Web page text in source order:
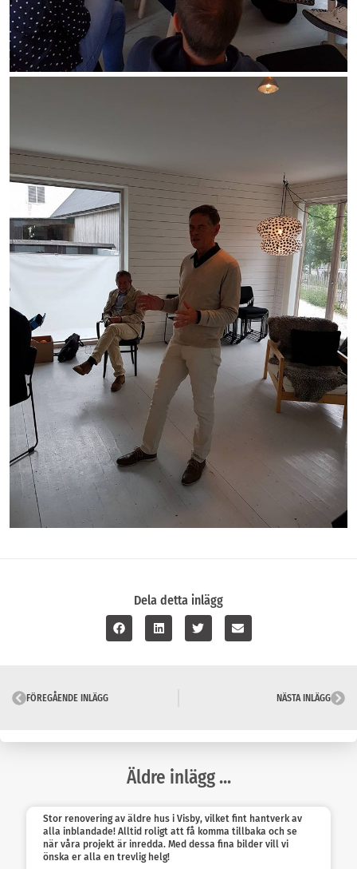
Dela detta inlägg
FÖREGÅENDE INLÄGG NÄSTA INLÄGG
Äldre inlägg ...
Stor renovering av äldre hus i Visby, vilket fint hantverk av
alla inblandade! Alltid roligt att få komma tillbaka och se
när våra projekt är inredda. Med dessa fina bilder vill vi
önska er alla en trevlig helg!